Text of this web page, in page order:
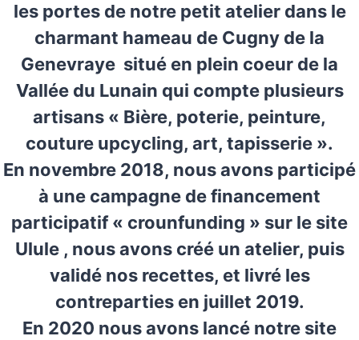
les portes de notre petit atelier dans le
charmant hameau de Cugny de la
Genevraye situé en plein coeur de la
Vallée du Lunain qui compte plusieurs
artisans « Bière, poterie, peinture,
couture upcycling, art, tapisserie ».
En novembre 2018, nous avons participé
à une campagne de financement
participatif « crounfunding » sur le site
Ulule , nous avons créé un atelier, puis
validé nos recettes, et livré les
contreparties en juillet 2019.
En 2020 nous avons lancé notre site